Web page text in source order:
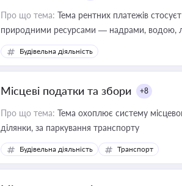
Про що тема: Тема рентних платежів
природними ресурсами — надрами, водою,
Будівельна діяльність
Місцеві податки та збори +8
Про що тема: Тема охоплює систему
ділянки, за паркування транспорту
Будівельна діяльність Транспорт